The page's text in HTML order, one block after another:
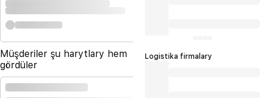
Müşderiler şu harytlary hem
gördüler
Logistika firmalary